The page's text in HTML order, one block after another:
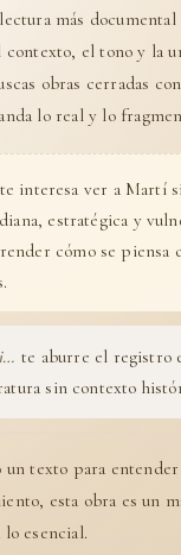
más
el tono y la
obras cerradas
lo real y lo
te interesa ver a Martí
estratégica y
cómo se piensa
te aburre el registro
sin contexto
un texto para
esta obra es un
lo esencial.